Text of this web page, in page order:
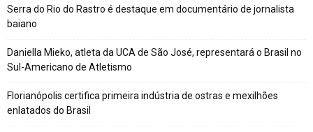
Serra do Rio do Rastro é destaque em documentário de jornalista
baiano
Daniella Mieko, atleta da UCA de São José, representará o Brasil no
Sul-Americano de Atletismo
Florianópolis certifica primeira indústria de ostras e mexilhões
enlatados do Brasil